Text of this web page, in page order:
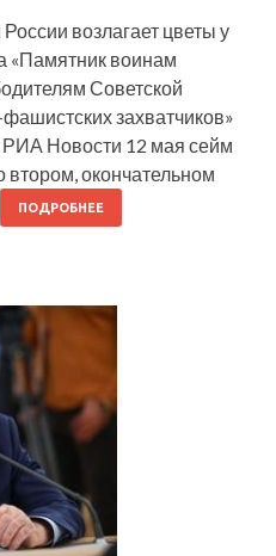
возлагает цветы у
«Памятник воинам
Советской
захватчиков»
РИА Новости 12 мая сейм
втором, окончательном
ПОДРОБНЕЕ